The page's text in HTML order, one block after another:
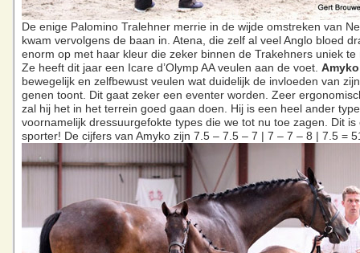
De enige Palomino Tralehner merrie in de wijde omstreken van
kwam vervolgens de baan in. Atena, die zelf al veel Anglo bloed
enorm op met haar kleur die zeker binnen de Trakehners uniek te
Ze heeft dit jaar een Icare d’Olymp AA veulen aan de voet. Amyko
bewegelijk en zelfbewust veulen wat duidelijk de invloeden van
genen toont. Dit gaat zeker een eventer worden. Zeer
zal hij het in het terrein goed gaan doen. Hij is een heel ander
voornamelijk dressuurgefokte types die we tot nu toe zagen. Dit is
sporter! De cijfers van Amyko zijn 7.5 – 7.5 – 7 | 7 – 7 – 8 | 7.5 =